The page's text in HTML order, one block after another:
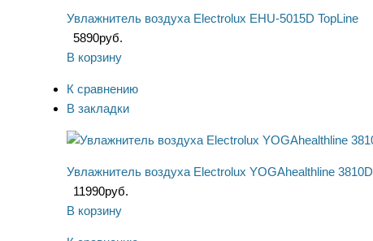
Увлажнитель воздуха Electrolux EHU-5015D TopLine
5890руб.
В корзину
К сравнению
В закладки
Увлажнитель воздуха Electrolux YOGAhealthline 3810D
11990руб.
В корзину